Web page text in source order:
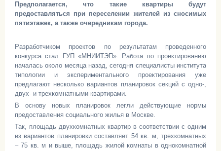
Предполагается, что такие квартиры будут
предоставляться при переселении жителей из сносимых
пятиэтажек, а также очередникам города.
Разработчиком проектов по результатам проведенного
конкурса стал ГУП «МНИИТЭП». Работа по проектированию
началась около месяца назад, сегодня специалисты института
типологии и экспериментального проектирования уже
предлагают несколько вариантов планировок секций с одно-,
двух- и трехкомнатными квартирами.
В основу новых планировок легли действующие нормы
предоставления социального жилья в Москве.
Так, площадь двухкомнатных квартир в соответствии с одним
из вариантов планировки составляет 54 кв. м, трехкомнатных
– 75 кв. м и выше, площадь жилой комнаты в однокомнатной